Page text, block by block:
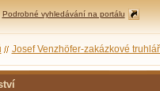
Podrobné vyhledávání na portálu
Josef Venzhöfer-zakázkové